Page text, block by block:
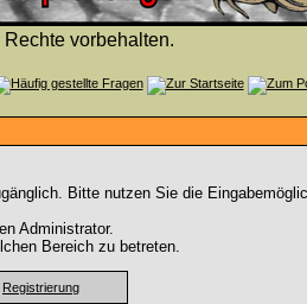
vorbehalten.
Bitte nutzen Sie die
Administrator.
Bereich zu betreten.
Registrierung